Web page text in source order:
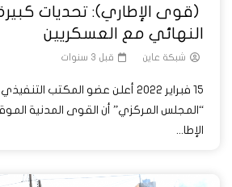
(قوى الإطاري): تحديات
النهائي مع العسكريين
شبكة عاين قبل 3 سنوات
15 فبراير 2022 أعلن عضو المكتب
“المجلس المركزي” أن القوى المدنية
الإطا...